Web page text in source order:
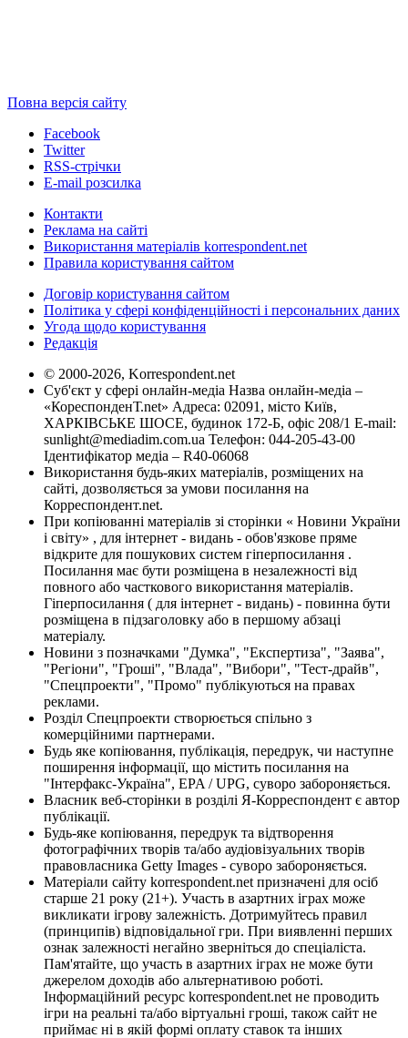
Повна версія сайту
Facebook
Twitter
RSS-стрічки
E-mail розсилка
Контакти
Реклама на сайті
Використання матеріалів korrespondent.net
Правила користування сайтом
Договір користування сайтом
Політика у сфері конфіденційності і персональних даних
Угода щодо користування
Редакція
© 2000-2026, Korrespondent.net
Суб'єкт у сфері онлайн-медіа Назва онлайн-медіа –
«КореспонденТ.net» Адреса: 02091, місто Київ,
ХАРКІВСЬКЕ ШОСЕ, будинок 172-Б, офіс 208/1 E-mail:
sunlight@mediadim.com.ua Телефон: 044-205-43-00
Ідентифікатор медіа – R40-06068
Використання будь-яких матеріалів, розміщених на
сайті, дозволяється за умови посилання на
Корреспондент.net.
При копіюванні матеріалів зі сторінки « Новини України
і світу» , для інтернет - видань - обов'язкове пряме
відкрите для пошукових систем гіперпосилання .
Посилання має бути розміщена в незалежності від
повного або часткового використання матеріалів.
Гіперпосилання ( для інтернет - видань) - повинна бути
розміщена в підзаголовку або в першому абзаці
матеріалу.
Новини з позначками "Думка", "Експертиза", "Заява",
"Регіони", "Гроші", "Влада", "Вибори", "Тест-драйв",
"Спецпроекти", "Промо" публікуються на правах
реклами.
Розділ Спецпроекти створюється спільно з
комерційними партнерами.
Будь яке копіювання, публікація, передрук, чи наступне
поширення інформації, що містить посилання на
"Інтерфакс-Україна", EPA / UPG, суворо забороняється.
Власник веб-сторінки в розділі Я-Корреспондент є автор
публікації.
Будь-яке копіювання, передрук та відтворення
фотографічних творів та/або аудіовізуальних творів
правовласника Getty Images - суворо забороняється.
Матеріали сайту korrespondent.net призначені для осіб
старше 21 року (21+). Участь в азартних іграх може
викликати ігрову залежність. Дотримуйтесь правил
(принципів) відповідальної гри. При виявленні перших
ознак залежності негайно зверніться до спеціаліста.
Пам'ятайте, що участь в азартних іграх не може бути
джерелом доходів або альтернативою роботі.
Інформаційний ресурс korrespondent.net не проводить
ігри на реальні та/або віртуальні гроші, також сайт не
приймає ні в якій формі оплату ставок та інших